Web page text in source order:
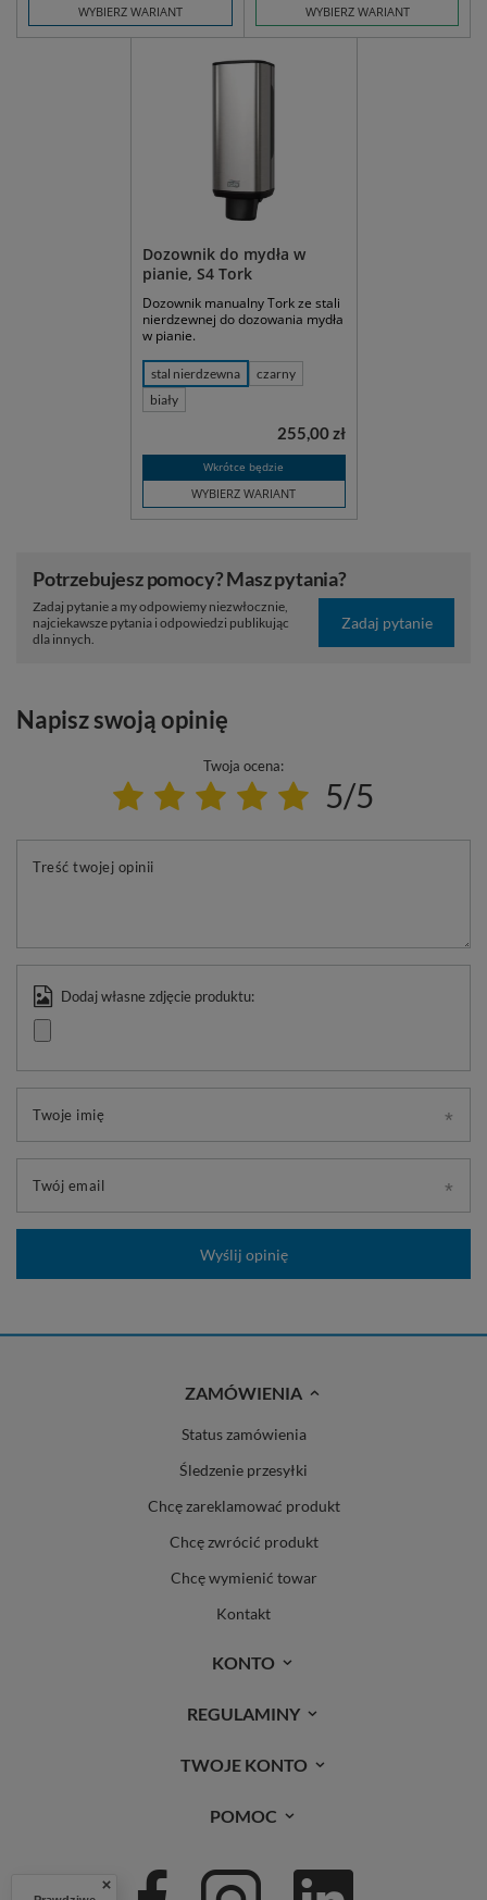
WYBIERZ WARIANT
WYBIERZ WARIANT
Dozownik do mydła w
pianie, S4 Tork
Dozownik manualny Tork ze stali
nierdzewnej do dozowania mydła
w pianie.
stal nierdzewna
czarny
biały
Wkrótce będzie
WYBIERZ WARIANT
255,00 zł
Potrzebujesz pomocy? Masz pytania?
Zadaj pytanie a my odpowiemy niezwłocznie,
najciekawsze pytania i odpowiedzi publikując
dla innych.
Zadaj pytanie
Napisz swoją opinię
Twoja ocena:
5/5
Treść twojej opinii
Dodaj własne zdjęcie produktu:
Twoje imię
Twój email
Wyślij opinię
ZAMÓWIENIA
Status zamówienia
Śledzenie przesyłki
Chcę zareklamować produkt
Chcę zwrócić produkt
Chcę wymienić towar
Kontakt
KONTO
REGULAMINY
TWOJE KONTO
POMOC